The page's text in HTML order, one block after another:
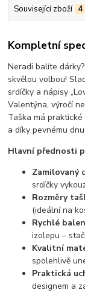
Související zboží 4
Kompletní
Neradi balíte
skvělou volbou!
srdíčky a nápisy
Valentýna, výročí
Taška má
a díky pevnému
Hlavní přednosti
Zamilovaný
srdíčky
Rozměry
(ideální na
Rychlé
izolepu –
Kvalitní
spolehlivě
Praktická
designem a